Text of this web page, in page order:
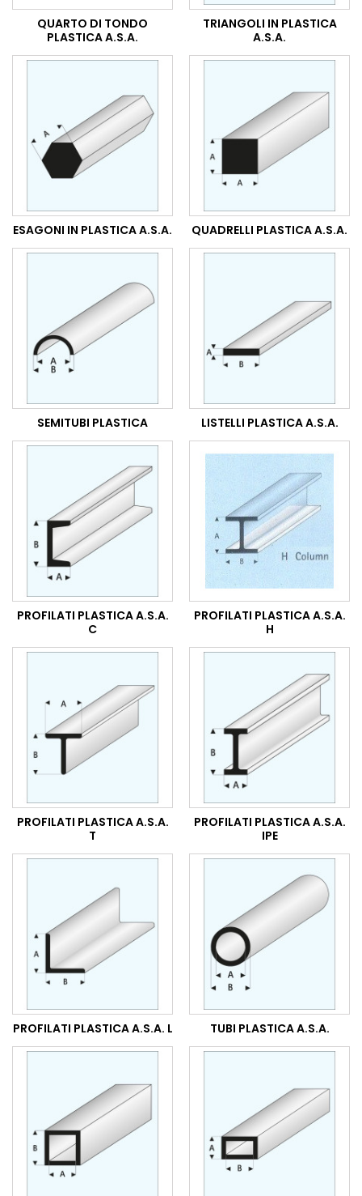
QUARTO DI TONDO
PLASTICA A.S.A.
TRIANGOLI IN PLASTICA
A.S.A.
ESAGONI IN PLASTICA A.S.A. QUADRELLI PLASTICA A.S.A.
SEMITUBI PLASTICA LISTELLI PLASTICA A.S.A.
PROFILATI PLASTICA A.S.A.
C
PROFILATI PLASTICA A.S.A.
H
PROFILATI PLASTICA A.S.A.
T
PROFILATI PLASTICA A.S.A.
IPE
PROFILATI PLASTICA A.S.A. L TUBI PLASTICA A.S.A.